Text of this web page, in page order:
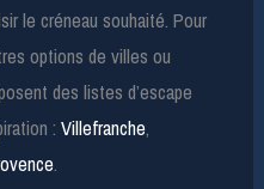
le créneau souhaité. Pour
options de villes ou
des listes d’escape
:Villefranche,
.